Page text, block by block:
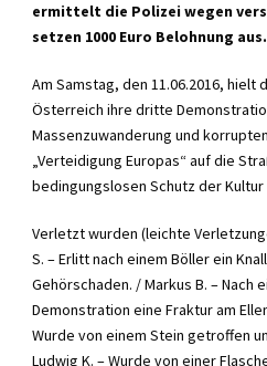
ermittelt die Polizei wegen
setzen 1000 Euro Belohnung aus.
Am Samstag, den 11.06.2016, hielt
Österreich ihre dritte
Massenzuwanderung und
„Verteidigung Europas“ auf die
bedingungslosen Schutz der Kultur
Verletzt wurden (leichte
S. – Erlitt nach einem Böller ein
Gehörschaden. / Markus B. – Nach
Demonstration eine Fraktur am
Wurde von einem Stein getroffen
Ludwig K. – Wurde von einer